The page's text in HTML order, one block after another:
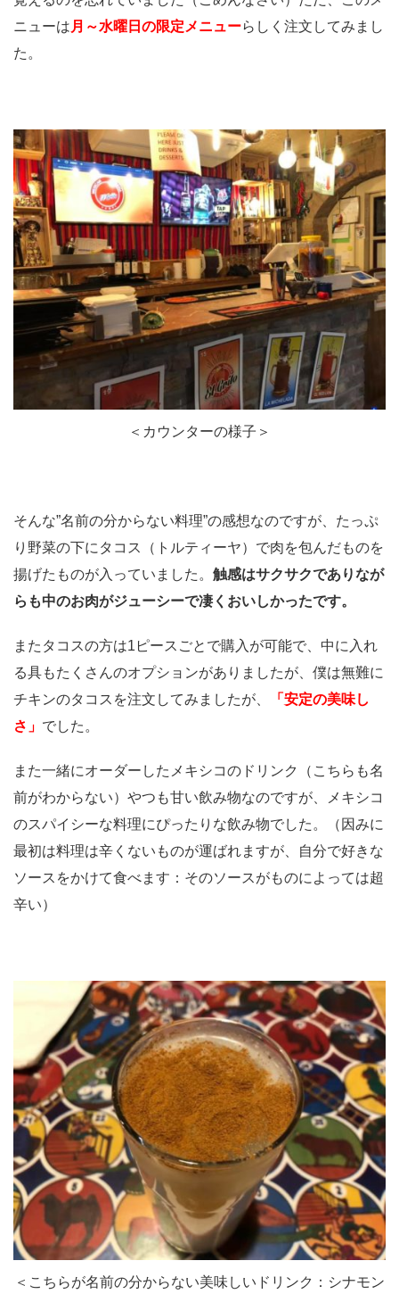
ニューは 月～水曜日の限定メニューらしく注文してみまし
た。
＜カウンターの様子＞
そんな”名前の分からない料理”の感想なのですが、たっぷ
り野菜の下にタコス（トルティーヤ）で肉を包んだものを
揚げたものが入っていました。 触感はサクサクでありなが
らも中のお肉がジューシーで凄くおいしかったです。
またタコスの方は1ピースごとで購入が可能で、中に入れ
る具もたくさんのオプションがありましたが、僕は無難に
チキンのタコスを注文してみましたが、
「安定の美味し
さ」 でした。
また一緒にオーダーしたメキシコのドリンク（こちらも名
前がわからない）やつも甘い飲み物なのですが、メキシコ
のスパイシーな料理にぴったりな飲み物でした。（因みに
最初は料理は辛くないものが運ばれますが、自分で好きな
ソースをかけて食べます：そのソースがものによっては超
辛い）
＜こちらが名前の分からない美味しいドリンク：シナモン